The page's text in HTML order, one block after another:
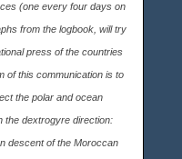
(one every four days on
from the logbook, will try
press of the countries
of this communication is to
the polar and ocean
the dextrogyre direction:
descent of the Moroccan